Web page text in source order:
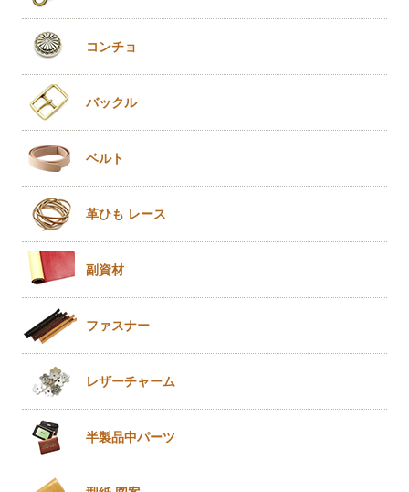
コンチョ
バックル
ベルト
革ひも レース
副資材
ファスナー
レザーチャーム
半製品中パーツ